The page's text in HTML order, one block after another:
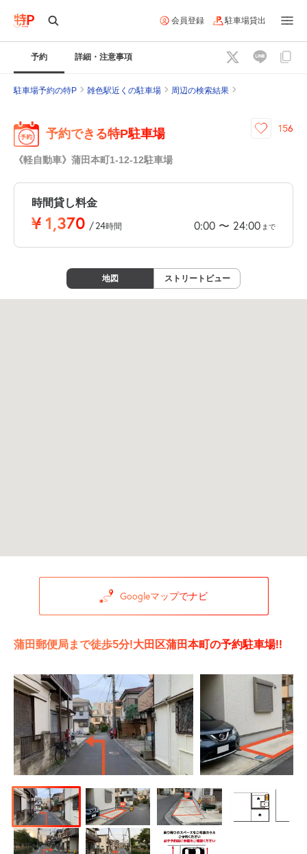
会員登録 駐車場貸出
予約 詳細・注意事項
駐車場予約の特P 雑色駅近くの駐車場 周辺の検索結果
予約できる特P駐車場
《軽自動車》蒲田本町1-12-12駐車場
156
時間貸し料金
¥1,370 /24時間 0:00 〜 24:00 まで
地図 ストリートビュー
Googleマップでナビ
蒲田郵便局まで徒歩5分!大田区蒲田本町の予約駐車場!!